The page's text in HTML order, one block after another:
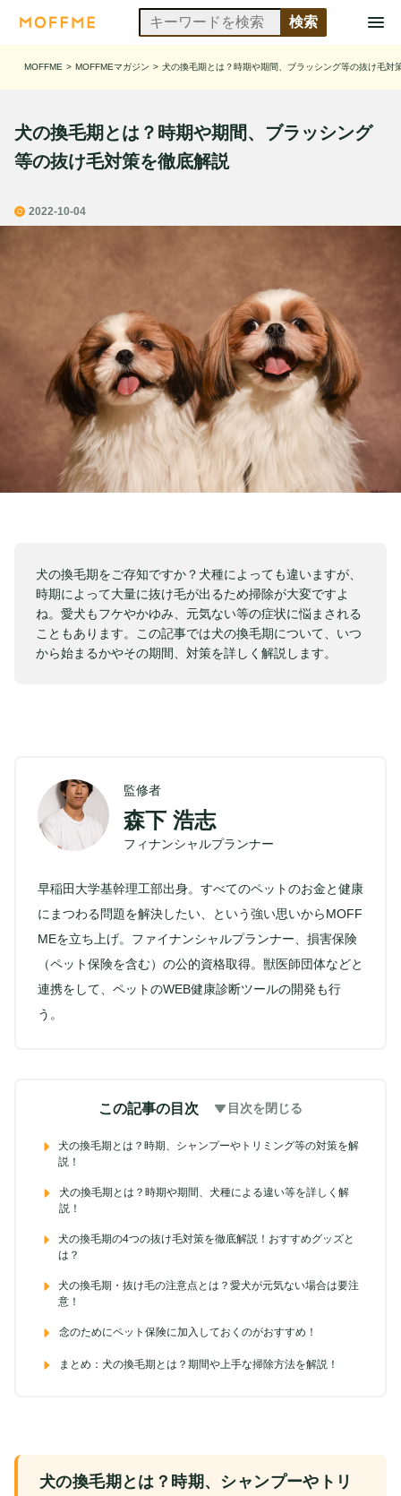
MOFFME > MOFFMEマガジン > 犬の換毛期とは？時期や期間、ブラッシング等の抜け毛対
犬の換毛期とは？時期や期間、ブラッシング
等の抜け毛対策を徹底解説
2022-10-04
犬の換毛期をご存知ですか？犬種によっても違いますが、
時期によって大量に抜け毛が出るため掃除が大変ですよ
ね。愛犬もフケやかゆみ、元気ない等の症状に悩まされる
こともあります。この記事では犬の換毛期について、いつ
から始まるかやその期間、対策を詳しく解説します。
監修者
森下 浩志
フィナンシャルプランナー
早稲田大学基幹理工部出身。すべてのペットのお金と健康
にまつわる問題を解決したい、という強い思いからMOFF
MEを立ち上げ。ファイナンシャルプランナー、損害保険
（ペット保険を含む）の公的資格取得。獣医師団体などと
連携をして、ペットのWEB健康診断ツールの開発も行
う。
この記事の目次 目次を閉じる
犬の換毛期とは？時期、シャンプーやトリミング等の対策を解
説！
犬の換毛期とは？時期や期間、犬種による違い等を詳しく解
説！
犬の換毛期の4つの抜け毛対策を徹底解説！おすすめグッズと
は？
犬の換毛期・抜け毛の注意点とは？愛犬が元気ない場合は要注
意！
念のためにペット保険に加入しておくのがおすすめ！
まとめ：犬の換毛期とは？期間や上手な掃除方法を解説！
犬の換毛期とは？時期、シャンプーやトリ